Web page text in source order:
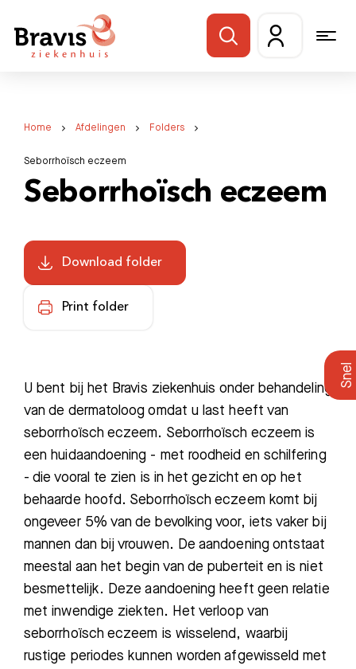
Home Afdelingen Folders
Seborrhoïsch eczeem
Seborrhoïsch eczeem
Download folder
Print folder
U bent bij het Bravis ziekenhuis onder behandeling
van de dermatoloog omdat u last heeft van
seborrhoïsch eczeem. Seborrhoïsch eczeem is
een huidaandoening - met roodheid en schilfering
- die vooral te zien is in het gezicht en op het
behaarde hoofd. Seborrhoïsch eczeem komt bij
ongeveer 5% van de bevolking voor, iets vaker bij
mannen dan bij vrouwen. De aandoening ontstaat
meestal aan het begin van de puberteit en is niet
besmettelijk. Deze aandoening heeft geen relatie
met inwendige ziekten. Het verloop van
seborrhoïsch eczeem is wisselend, waarbij
rustige periodes kunnen worden afgewisseld met